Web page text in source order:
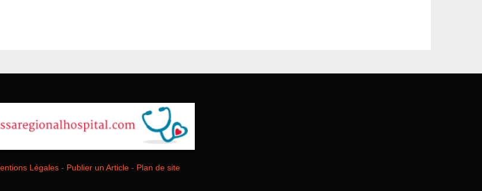
Légales - Publier un Article - Plan de site